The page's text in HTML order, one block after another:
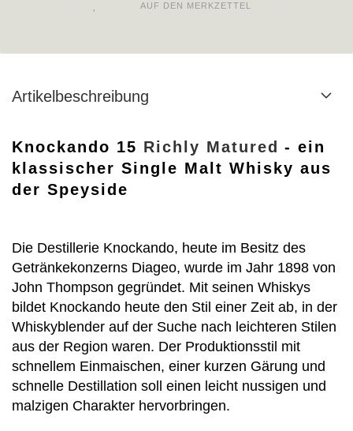
AUF DEN MERKZETTEL
Artikelbeschreibung
Knockando 15 Richly Matured - ein
klassischer Single Malt Whisky aus
der Speyside
Die Destillerie Knockando, heute im Besitz des
Getränkekonzerns Diageo, wurde im Jahr 1898 von
John Thompson gegründet. Mit seinen Whiskys
bildet Knockando heute den Stil einer Zeit ab, in der
Whiskyblender auf der Suche nach leichteren Stilen
aus der Region waren. Der Produktionsstil mit
schnellem Einmaischen, einer kurzen Gärung und
schnelle Destillation soll einen leicht nussigen und
malzigen Charakter hervorbringen.